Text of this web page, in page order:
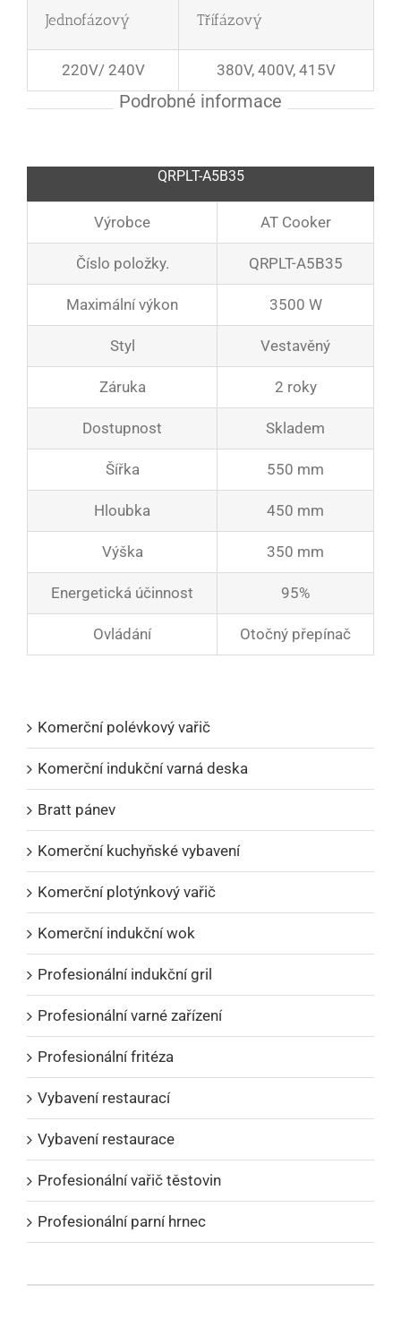
Jednofázový Třífázový
220V/ 240V 380V, 400V, 415V
Podrobné informace
QRPLT-A5B35
Výrobce AT Cooker
Číslo položky. QRPLT-A5B35
Maximální výkon 3500 W
Styl Vestavěný
Záruka 2 roky
Dostupnost Skladem
Šířka 550 mm
Hloubka 450 mm
Výška 350 mm
Energetická účinnost 95%
Ovládání Otočný přepínač
Komerční polévkový vařič
Komerční indukční varná deska
Bratt pánev
Komerční kuchyňské vybavení
Komerční plotýnkový vařič
Komerční indukční wok
Profesionální indukční gril
Profesionální varné zařízení
Profesionální fritéza
Vybavení restaurací
Vybavení restaurace
Profesionální vařič těstovin
Profesionální parní hrnec